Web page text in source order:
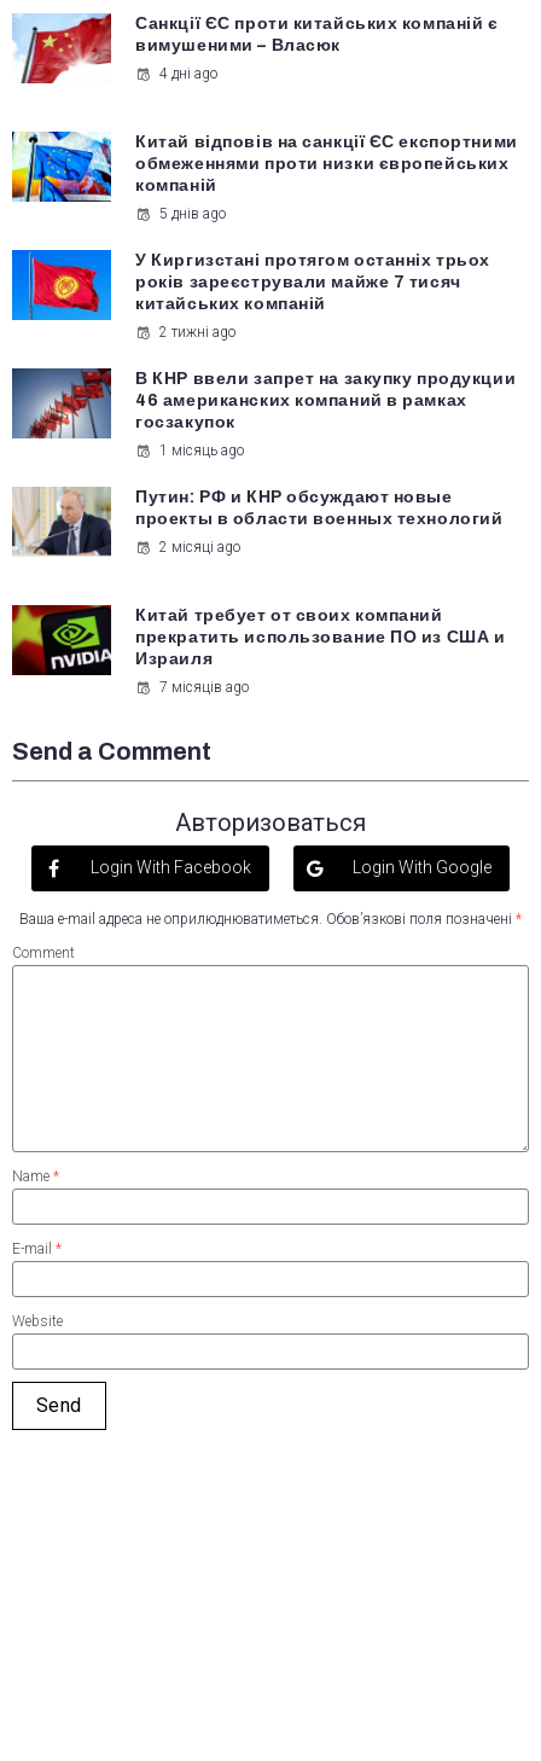
Санкції ЄС проти китайських компаній є
вимушеними – Власюк
4 дні ago
Китай відповів на санкції ЄС експортними
обмеженнями проти низки європейських
компаній
5 днів ago
У Киргизстані протягом останніх трьох
років зареєстрували майже 7 тисяч
китайських компаній
2 тижні ago
В КНР ввели запрет на закупку продукции
46 американских компаний в рамках
госзакупок
1 місяць ago
Путин: РФ и КНР обсуждают новые
проекты в области военных технологий
2 місяці ago
Китай требует от своих компаний
прекратить использование ПО из США и
Израиля
7 місяців ago
Send a Comment
Авторизоваться
Login With Facebook Login With Google
Ваша e-mail адреса не оприлюднюватиметься. Обов’язкові поля позначені *
Comment
Name *
E-mail *
Website